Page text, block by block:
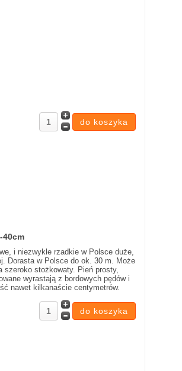
40cm
i niezwykle rzadkie w Polsce duże,
Dorasta w Polsce do ok. 30 m. Może
szeroko stożkowaty. Pień prosty,
wyrastają z bordowych pędów i
nawet kilkanaście centymetrów.